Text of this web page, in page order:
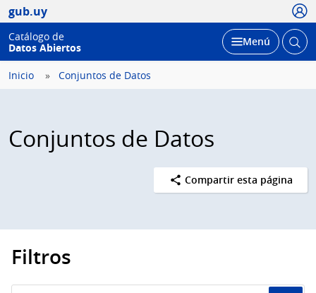
gub.uy
Catálogo de
Datos Abiertos
Desplegar
Menú Abrir
Inicio Conjuntos de Datos
Conjuntos de Datos
Compartir esta página
Filtros